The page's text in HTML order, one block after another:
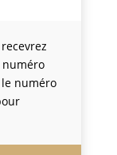
numéro
numéro